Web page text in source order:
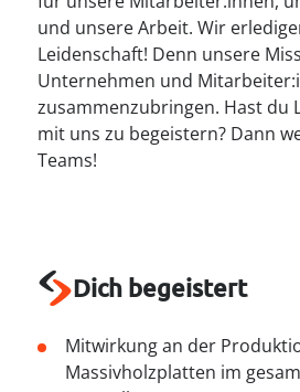
und unsere Arbeit. Wir
Leidenschaft! Denn unsere
Unternehmen und
zusammenzubringen. Hast du
mit uns zu begeistern? Dann
Teams!
Dich begeistert
Mitwirkung an der
Massivholzplatten im